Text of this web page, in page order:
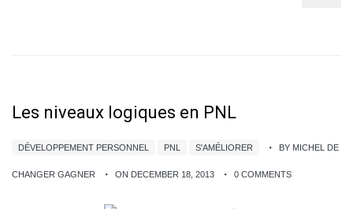
Les niveaux logiques en PNL
DÉVELOPPEMENT PERSONNEL PNL S'AMÉLIORER BY MICHEL DE
CHANGER GAGNER ON DECEMBER 18, 2013 0 COMMENTS